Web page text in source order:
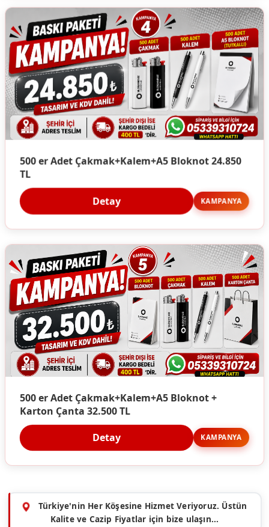
500 er Adet Çakmak+Kalem+A5 Bloknot 24.850
TL
Detay KAMPANYA
500 er Adet Çakmak+Kalem+A5 Bloknot +
Karton Çanta 32.500 TL
Detay KAMPANYA
Türkiye'nin Her Köşesine Hizmet Veriyoruz. Üstün
Kalite ve Cazip Fiyatlar için bize ulaşın...